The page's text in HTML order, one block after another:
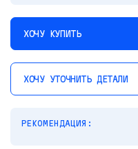
ХОЧУ КУПИТЬ
ХОЧУ УТОЧНИТЬ ДЕТАЛИ
РЕКОМЕНДАЦИЯ: